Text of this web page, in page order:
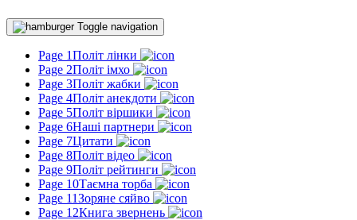
Toggle navigation
Page 1Політ лінки
Page 2Політ імхо
Page 3Політ жабки
Page 4Політ анекдоти
Page 5Політ віршики
Page 6Наші партнери
Page 7Цитати
Page 8Політ відео
Page 9Політ рейтинги
Page 10Таємна торба
Page 11Зоряне сяйво
Page 12Книга звернень